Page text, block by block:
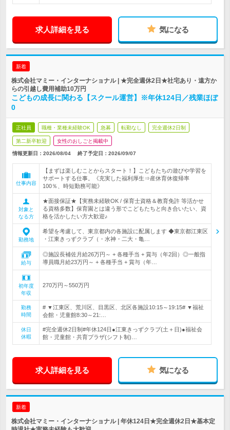
求人詳細を見る 気になる
新着
株式会社マミー・インターナショナル | ★完全週休2日★社宅あり・遠方か
らの引越し費用補助10万円
こどもの成長に関わる【スクール運営】※年休124日／残業ほぼ
0
正社員 職種・業種未経験OK 急募 転勤なし 完全週休2日制
第二新卒歓迎 女性のおしごと掲載中
情報更新日：2026/08/04 終了予定日： 2026/09/07
仕事内容
【まずは楽しむことからスタート！】こどもたちの遊びや学習を
サポートする仕事。《充実した福利厚生⇒産休育休復帰率
100％、時短勤務可能》
対象と
なる方
★面接保証★【実務未経験OK / 保育士資格＆教育免許 等活かせ
る資格多数】保育園とは違う形でこどもたちと向き合いたい、資
格を活かしたい方大歓迎♪
勤務地
希望を考慮して、東京都内の各施設に配属します ◆東京都江東区
・江東きっずクラブ（・水神・二大・亀…
給与
◎施設長補佐月給26万円～ + 各種手当 + 賞与（年2回）◎一般指
導員職月給23万円～ + 各種手当 + 賞与（年…
初年度
年収
270万円～550万円
勤務
時間
# ▼江東区、荒川区、目黒区、北区各施設10:15～19:15# ▼福祉
会館・児童館8:30～21:…
休日
休暇
#完全週休2日制#年休124日●江東きっずクラブ(土＋日)●福祉会
館・児童館・共育プラザ(シフト制)…
求人詳細を見る 気になる
新着
株式会社マミー・インターナショナル | 年休124日★完全週休2日★基本定